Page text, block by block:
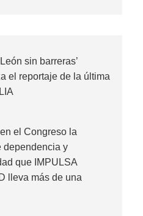
sin barreras’
el reportaje de la última
el Congreso la
dependencia y
que IMPULSA
lleva más de una